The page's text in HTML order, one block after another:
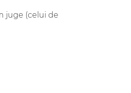
juge (celui de